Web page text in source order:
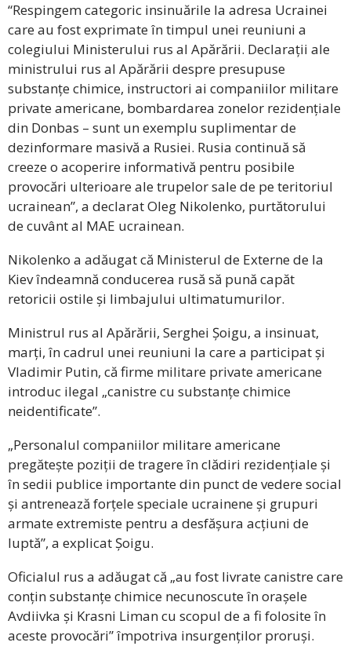
“Respingem categoric insinuările la adresa Ucrainei
care au fost exprimate în timpul unei reuniuni a
colegiului Ministerului rus al Apărării. Declarații ale
ministrului rus al Apărării despre presupuse
substanțe chimice, instructori ai companiilor militare
private americane, bombardarea zonelor rezidențiale
din Donbas – sunt un exemplu suplimentar de
dezinformare masivă a Rusiei. Rusia continuă să
creeze o acoperire informativă pentru posibile
provocări ulterioare ale trupelor sale de pe teritoriul
ucrainean”, a declarat Oleg Nikolenko, purtătorului
de cuvânt al MAE ucrainean.
Nikolenko a adăugat că Ministerul de Externe de la
Kiev îndeamnă conducerea rusă să pună capăt
retoricii ostile și limbajului ultimatumurilor.
Ministrul rus al Apărării, Serghei Șoigu, a insinuat,
marți, în cadrul unei reuniuni la care a participat și
Vladimir Putin, că firme militare private americane
introduc ilegal „canistre cu substanțe chimice
neidentificate”.
„Personalul companiilor militare americane
pregătește poziții de tragere în clădiri rezidențiale și
în sedii publice importante din punct de vedere social
și antrenează forțele speciale ucrainene și grupuri
armate extremiste pentru a desfășura acțiuni de
luptă”, a explicat Șoigu.
Oficialul rus a adăugat că „au fost livrate canistre care
conțin substanțe chimice necunoscute în orașele
Avdiivka și Krasni Liman cu scopul de a fi folosite în
aceste provocări” împotriva insurgenților proruși.